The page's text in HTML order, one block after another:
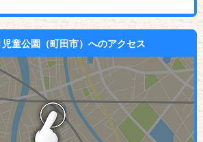
童公園（町田市）へのアクセス